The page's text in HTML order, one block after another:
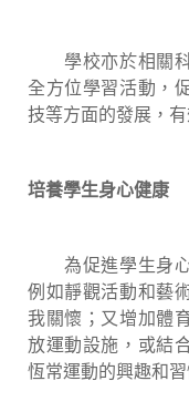
學校亦於相關科
全方位學習活動，
技等方面的發展，
培養學生身心健康
為促進學生身心
例如靜觀活動和藝
我關懷；又增加體
放運動設施，或結
恆常運動的興趣和習